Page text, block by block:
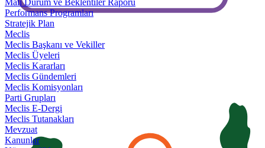
Mali Durum ve Beklentiler Raporu
Performans Programları
Stratejik Plan
Meclis
Meclis Başkanı ve Vekiller
Meclis Üyeleri
Meclis Kararları
Meclis Gündemleri
Meclis Komisyonları
Parti Grupları
Meclis E-Dergi
Meclis Tutanakları
Mevzuat
Kanunlar